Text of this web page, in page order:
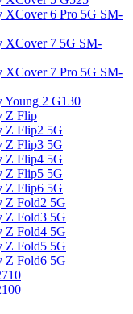
XCover 6 Pro 5G SM-
XCover 7 5G SM-
XCover 7 Pro 5G SM-
Young 2 G130
Z Flip
Z Flip2 5G
Z Flip3 5G
Z Flip4 5G
Z Flip5 5G
Z Flip6 5G
Z Fold2 5G
Z Fold3 5G
Z Fold4 5G
Z Fold5 5G
Z Fold6 5G